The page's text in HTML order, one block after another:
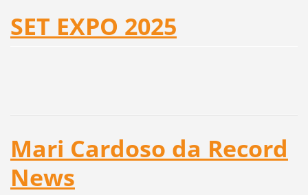
SET EXPO 2025
Mari Cardoso da Record
News